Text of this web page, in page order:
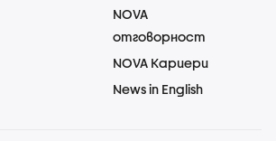
NOVA
отговорност
NOVA Кариери
News in English